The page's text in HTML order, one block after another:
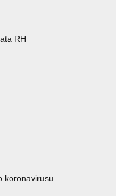
RH
koronavirusu